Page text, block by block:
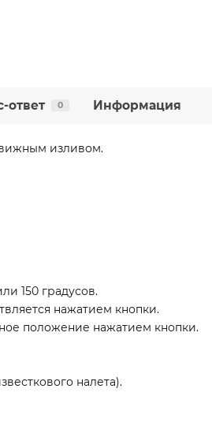
ответ 0 Информация
изливом.
150 градусов.
нажатием кнопки.
положение нажатием кнопки.
налета).